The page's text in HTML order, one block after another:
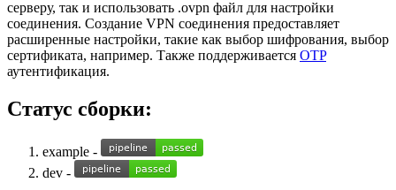
серверу, так и использовать .ovpn файл для настройки
соединения. Создание VPN соединения предоставляет
расширенные настройки, такие как выбор шифрования, выбор
сертификата, например. Также поддерживается OTP
аутентификация.
Статус сборки:
example -
dev -